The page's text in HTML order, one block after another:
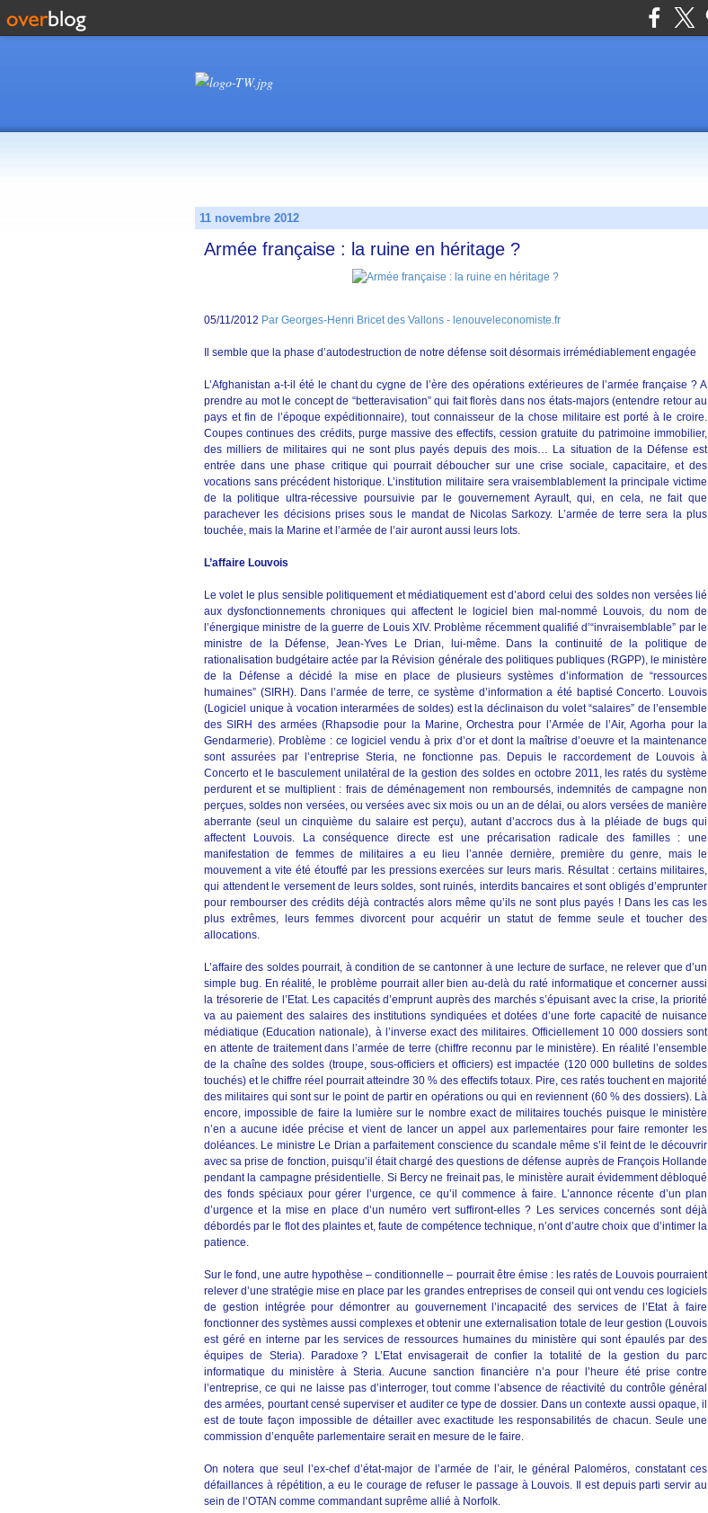
11 novembre 2012
Armée française : la ruine en héritage ?
05/11/2012 Par Georges-Henri Bricet des Vallons - lenouveleconomiste.fr
Il semble que la phase d’autodestruction de notre défense soit désormais irrémédiablement engagée
L’Afghanistan a-t-il été le chant du cygne de l’ère des opérations extérieures de l’armée française ? A
prendre au mot le concept de “betteravisation” qui fait florès dans nos états-majors (entendre retour au
pays et fin de l’époque expéditionnaire), tout connaisseur de la chose militaire est porté à le croire.
Coupes continues des crédits, purge massive des effectifs, cession gratuite du patrimoine immobilier,
des milliers de militaires qui ne sont plus payés depuis des mois… La situation de la Défense est
entrée dans une phase critique qui pourrait déboucher sur une crise sociale, capacitaire, et des
vocations sans précédent historique. L’institution militaire sera vraisemblablement la principale victime
de la politique ultra-récessive poursuivie par le gouvernement Ayrault, qui, en cela, ne fait que
parachever les décisions prises sous le mandat de Nicolas Sarkozy. L’armée de terre sera la plus
touchée, mais la Marine et l’armée de l’air auront aussi leurs lots.
L’affaire Louvois
Le volet le plus sensible politiquement et médiatiquement est d’abord celui des soldes non versées lié
aux dysfonctionnements chroniques qui affectent le logiciel bien mal-nommé Louvois, du nom de
l’énergique ministre de la guerre de Louis XIV. Problème récemment qualifié d’“invraisemblable” par le
ministre de la Défense, Jean-Yves Le Drian, lui-même. Dans la continuité de la politique de
rationalisation budgétaire actée par la Révision générale des politiques publiques (RGPP), le ministère
de la Défense a décidé la mise en place de plusieurs systèmes d’information de “ressources
humaines” (SIRH). Dans l’armée de terre, ce système d’information a été baptisé Concerto. Louvois
(Logiciel unique à vocation interarmées de soldes) est la déclinaison du volet “salaires” de l’ensemble
des SIRH des armées (Rhapsodie pour la Marine, Orchestra pour l’Armée de l’Air, Agorha pour la
Gendarmerie). Problème : ce logiciel vendu à prix d’or et dont la maîtrise d’oeuvre et la maintenance
sont assurées par l’entreprise Steria, ne fonctionne pas. Depuis le raccordement de Louvois à
Concerto et le basculement unilatéral de la gestion des soldes en octobre 2011, les ratés du système
perdurent et se multiplient : frais de déménagement non remboursés, indemnités de campagne non
perçues, soldes non versées, ou versées avec six mois ou un an de délai, ou alors versées de manière
aberrante (seul un cinquième du salaire est perçu), autant d’accrocs dus à la pléiade de bugs qui
affectent Louvois. La conséquence directe est une précarisation radicale des familles : une
manifestation de femmes de militaires a eu lieu l’année dernière, première du genre, mais le
mouvement a vite été étouffé par les pressions exercées sur leurs maris. Résultat : certains militaires,
qui attendent le versement de leurs soldes, sont ruinés, interdits bancaires et sont obligés d’emprunter
pour rembourser des crédits déjà contractés alors même qu’ils ne sont plus payés ! Dans les cas les
plus extrêmes, leurs femmes divorcent pour acquérir un statut de femme seule et toucher des
allocations.
L’affaire des soldes pourrait, à condition de se cantonner à une lecture de surface, ne relever que d’un
simple bug. En réalité, le problème pourrait aller bien au-delà du raté informatique et concerner aussi
la trésorerie de l’Etat. Les capacités d’emprunt auprès des marchés s’épuisant avec la crise, la priorité
va au paiement des salaires des institutions syndiquées et dotées d’une forte capacité de nuisance
médiatique (Education nationale), à l’inverse exact des militaires. Officiellement 10 000 dossiers sont
en attente de traitement dans l’armée de terre (chiffre reconnu par le ministère). En réalité l’ensemble
de la chaîne des soldes (troupe, sous-officiers et officiers) est impactée (120 000 bulletins de soldes
touchés) et le chiffre réel pourrait atteindre 30 % des effectifs totaux. Pire, ces ratés touchent en majorité
des militaires qui sont sur le point de partir en opérations ou qui en reviennent (60 % des dossiers). Là
encore, impossible de faire la lumière sur le nombre exact de militaires touchés puisque le ministère
n’en a aucune idée précise et vient de lancer un appel aux parlementaires pour faire remonter les
doléances. Le ministre Le Drian a parfaitement conscience du scandale même s’il feint de le découvrir
avec sa prise de fonction, puisqu’il était chargé des questions de défense auprès de François Hollande
pendant la campagne présidentielle. Si Bercy ne freinait pas, le ministère aurait évidemment débloqué
des fonds spéciaux pour gérer l’urgence, ce qu’il commence à faire. L’annonce récente d’un plan
d’urgence et la mise en place d’un numéro vert suffiront-elles ? Les services concernés sont déjà
débordés par le flot des plaintes et, faute de compétence technique, n’ont d’autre choix que d’intimer la
patience.
Sur le fond, une autre hypothèse – conditionnelle – pourrait être émise : les ratés de Louvois pourraient
relever d’une stratégie mise en place par les grandes entreprises de conseil qui ont vendu ces logiciels
de gestion intégrée pour démontrer au gouvernement l’incapacité des services de l’Etat à faire
fonctionner des systèmes aussi complexes et obtenir une externalisation totale de leur gestion (Louvois
est géré en interne par les services de ressources humaines du ministère qui sont épaulés par des
équipes de Steria). Paradoxe ? L’Etat envisagerait de confier la totalité de la gestion du parc
informatique du ministère à Steria. Aucune sanction financière n’a pour l’heure été prise contre
l’entreprise, ce qui ne laisse pas d’interroger, tout comme l’absence de réactivité du contrôle général
des armées, pourtant censé superviser et auditer ce type de dossier. Dans un contexte aussi opaque, il
est de toute façon impossible de détailler avec exactitude les responsabilités de chacun. Seule une
commission d’enquête parlementaire serait en mesure de le faire.
On notera que seul l’ex-chef d’état-major de l’armée de l’air, le général Paloméros, constatant ces
défaillances à répétition, a eu le courage de refuser le passage à Louvois. Il est depuis parti servir au
sein de l’OTAN comme commandant suprême allié à Norfolk.